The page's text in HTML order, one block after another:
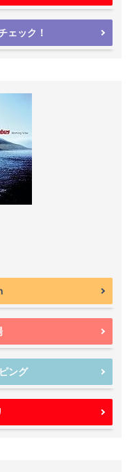
ェック！
ング